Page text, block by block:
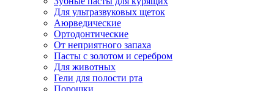
Для ультразвуковых щеток
Аюрведические
Ортодонтические
От неприятного запаха
Пасты с золотом и серебром
Для животных
Гели для полости рта